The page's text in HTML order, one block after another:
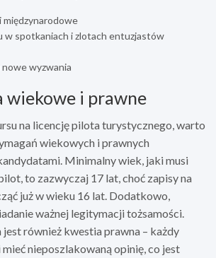
międzynarodowe
w spotkaniach i zlotach entuzjastów
wyzwania
wiekowe i prawne
na licencję pilota turystycznego, warto
wiekowych i prawnych
Minimalny wiek, jaki musi
to zazwyczaj 17 lat, choć zapisy na
już w wieku 16 lat. Dodatkowo,
ważnej legitymacji tożsamości.
również kwestia prawna – każdy
nieposzlakowaną opinię, co jest